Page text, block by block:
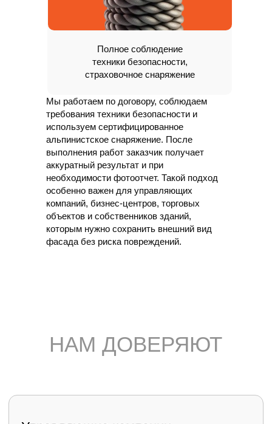
Полное соблюдение
техники безопасности,
страховочное снаряжение
Мы работаем по договору, соблюдаем
требования техники безопасности и
используем сертифицированное
альпинистское снаряжение. После
выполнения работ заказчик получает
аккуратный результат и при
необходимости фотоотчет. Такой подход
особенно важен для управляющих
компаний, бизнес-центров, торговых
объектов и собственников зданий,
которым нужно сохранить внешний вид
фасада без риска повреждений.